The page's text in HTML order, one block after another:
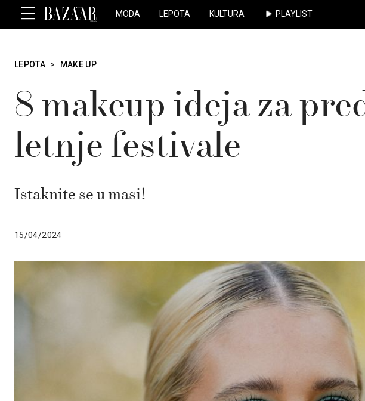
MODA LEPOTA KULTURA PLAYLIST
LEPOTA > MAKE UP
8 makeup ideja za
letnje festivale
Istaknite se u masi!
15/04/2024